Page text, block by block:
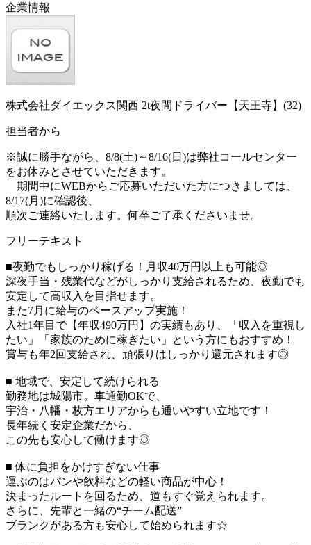
企業情報
株式会社ダイエックス関西 2t夜間ドライバー【天王寺】(32)
担当者から
※誠に勝手ながら、8/8(土)～8/16(日)は弊社コールセンター
をお休みとさせていただきます。
期間中にWEBからご応募いただいた方につきましては、
8/17(月)に確認後、
順次ご連絡いたします。何卒ご了承くださいませ。
フリーテキスト
■夜勤でもしっかり稼げる！月収40万円以上も可能◎
深夜手当・残業代などがしっかり支給されるため、夜勤でも
安定して高収入を目指せます。
また7月に給与のベースアップ実施！
入社1年目で【年収490万円】の実績もあり、「収入を重視し
たい」「家族のために稼ぎたい」という方にもおすすめ！
賞与も年2回支給され、頑張りはしっかり還元されます◎
■ 地域で、安定して続けられる
勤務地は城陽市。車通勤OKで、
宇治・八幡・枚方エリアからも通いやすい立地です！
長年続く安定企業だから、
この先も安心して働けます◎
■ 体に負担をかけすぎない仕事
運ぶのはパンや飲料などの軽い商品が中心！
決まったルートを回るため、道もすぐ覚えられます。
さらに、先輩と一緒の“チーム配送”
ブランクがある方も安心して始められます☆